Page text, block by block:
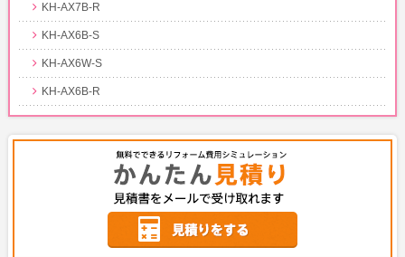
KH-AX7B-R
KH-AX6B-S
KH-AX6W-S
KH-AX6B-R